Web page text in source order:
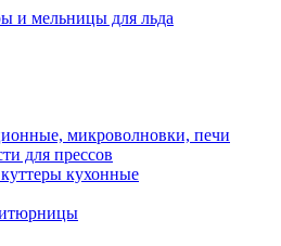
и мельницы для льда
микроволновки, печи
для прессов
кухонные